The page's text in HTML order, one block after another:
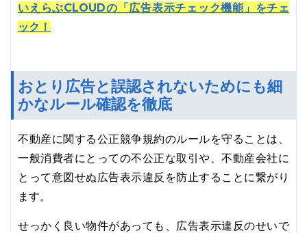
いえらぶCLOUDの「広告表示チェック機能」をチェ
ック！
おとり広告と誤認されないためにも細
かなルール確認を徹底
不動産に関する公正競争規約のルールを守ることは、
一般消費者にとっての不公正な取引や、不動産会社に
とって意図せぬ広告表示違反を防止することに繋がり
ます。
せっかく良い物件があっても、広告表示違反のせいで